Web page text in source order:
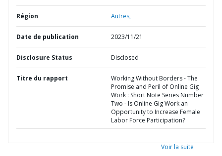
Région Autres,
Date de publication 2023/11/21
Disclosure Status Disclosed
Titre du rapport
Working Without Borders - The
Promise and Peril of Online Gig
Work : Short Note Series Number
Two - Is Online Gig Work an
Opportunity to Increase Female
Labor Force Participation?
Voir la suite